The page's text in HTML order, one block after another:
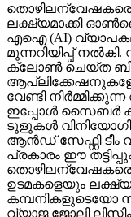
ലക്ഷ്യമാക്കി
എഐ (AI)
മുന്നറിയിപ്പ്
ക്ലോണ്‍ ചെയ്ത
വേണ്ടി
ഇപ്പോള്‍ സൈബര്‍
ടൂളുകള്‍
ആന്‍ഡ് സേഫ്റ്റി ടീം
പ്രകാരം ഈ
ഉടമകളെയും
കമ്പനികളുടെയോ
വ്യാജ ജോലി